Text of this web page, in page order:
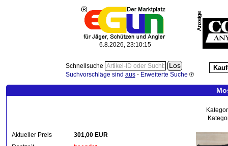
6.8.2026, 23:10:16
Schnellsuche
Suchvorschläge sind aus- Erweiterte Suche
Aktueller Preis
301,00 EUR